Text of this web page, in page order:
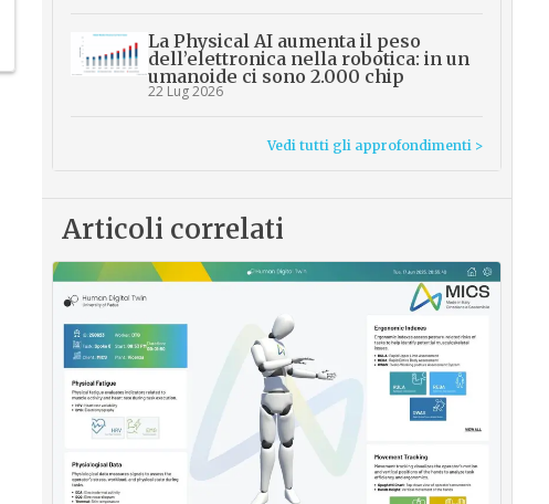
La Physical AI aumenta il peso
dell’elettronica nella robotica: in un
umanoide ci sono 2.000 chip
22 Lug 2026
Vedi tutti gli approfondimenti >
Articoli correlati